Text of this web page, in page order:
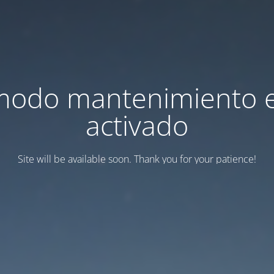
mantenimiento
activado
Site will be available soon. Thank you for your patience!